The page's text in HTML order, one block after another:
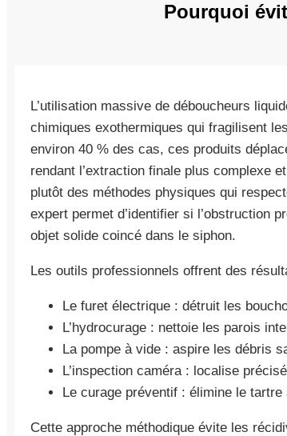
Pourquoi
L’utilisation massive de déboucheurs
chimiques exothermiques qui fragilisent
environ 40 % des cas, ces produits
rendant l’extraction finale plus complexe
plutôt des méthodes physiques qui
expert permet d’identifier si l’obstruction
objet solide coincé dans le siphon.
Les outils professionnels offrent des
Le furet électrique : détruit les
L’hydrocurage : nettoie les parois
La pompe à vide : aspire les débris
L’inspection caméra : localise
Le curage préventif : élimine le
Cette approche méthodique évite les